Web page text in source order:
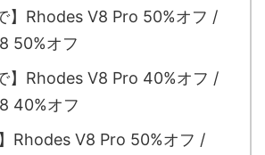
】Rhodes V8 Pro 50%オフ /
50%オフ
】Rhodes V8 Pro 40%オフ /
40%オフ
】Rhodes V8 Pro 50%オフ /